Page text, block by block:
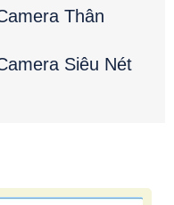
Thân
Siêu Nét